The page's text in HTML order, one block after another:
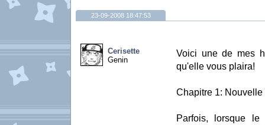
23-09-2008 18:47:53
Cerisette
Genin
Voici une de mes
qu'elle vous plaira!
Chapitre 1: Nouvelle
Parfois, lorsque le